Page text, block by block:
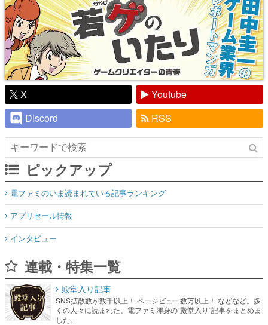
X
Youtube
Discord
RSS
ピックアップ
電ファミのいま読まれている記事ランキング
アプリセール情報
インタビュー
連載・特集一覧
殿堂入り記事
SNS拡散数が数千以上！ ページビュー数万以上！ などなど。多
くの人々に読まれた、電ファミ渾身の“殿堂入り”記事をまとめま
した。